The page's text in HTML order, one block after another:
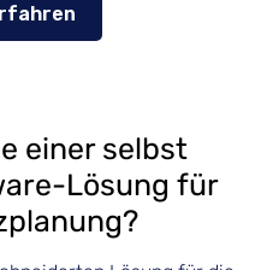
einer selbst
Lösung für